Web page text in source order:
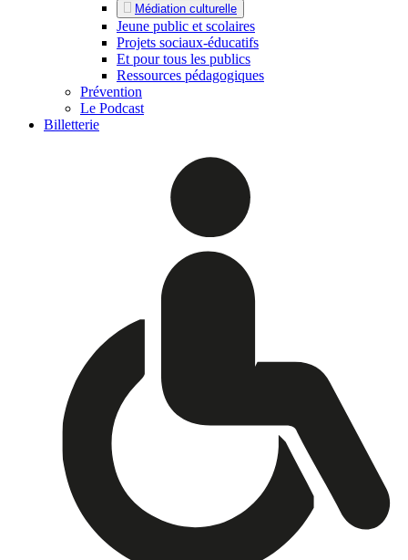
Médiation culturelle
Jeune public et scolaires
Projets sociaux-éducatifs
Et pour tous les publics
Ressources pédagogiques
Prévention
Le Podcast
Billetterie